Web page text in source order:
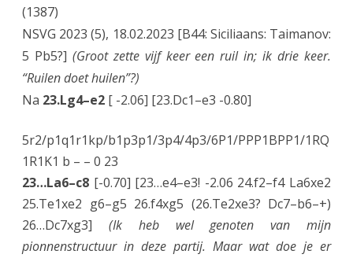
(1387)
NSVG 2023 (5), 18.02.2023 [B44: Siciliaans: Taimanov:
5 Pb5?] (Groot zette vijf keer een ruil in; ik drie keer.
“Ruilen doet huilen”?)
Na 23.Lg4–e2 [ -2.06] [23.Dc1–e3 -0.80]
5r2/p1q1r1kp/b1p3p1/3p4/4p3/6P1/PPP1BPP1/1RQ
1R1K1 b – – 0 23
23…La6–c8 [-0.70] [23…e4–e3! -2.06 24.f2–f4 La6xe2
25.Te1xe2 g6–g5 26.f4xg5 (26.Te2xe3? Dc7–b6–+)
26…Dc7xg3] (Ik heb wel genoten van mijn
pionnenstructuur in deze partij. Maar wat doe je er